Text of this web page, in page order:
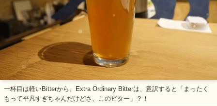
一杯目は軽いBitterから。Extra Ordinary Bitterは、意訳すると「まったく
もって平凡すぎちゃんだけどさ、このビター」？！